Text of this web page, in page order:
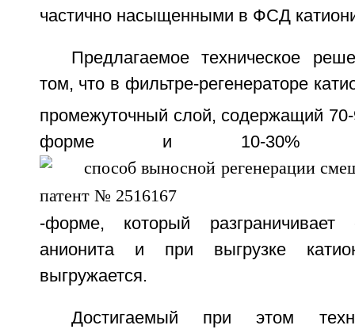
частично насыщенными в ФСД
Предлагаемое техническое
том, что в фильтре-регенераторе
промежуточный слой, содержащий
форме и 10-30%
-форме, который
анионита и при выгрузке
выгружается.
Достигаемый при этом